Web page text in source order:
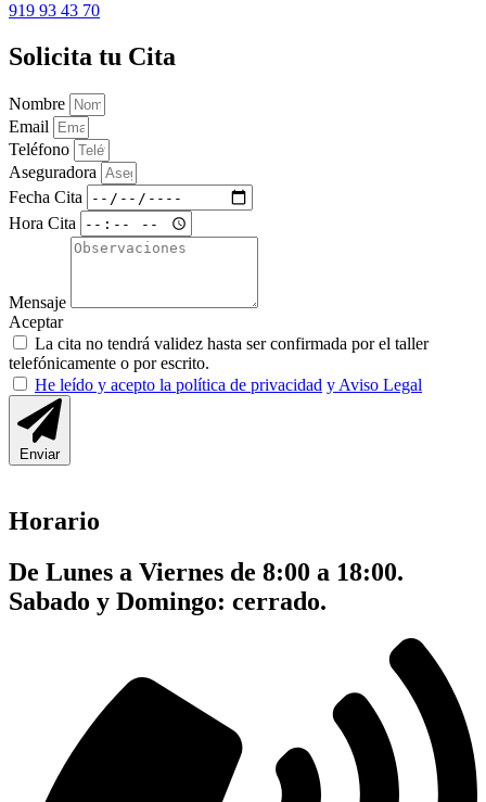
919 93 43 70
Solicita tu Cita
Nombre
Email
Teléfono
Aseguradora
Fecha Cita
Hora Cita
Mensaje
Aceptar
La cita no tendrá validez hasta ser confirmada por el taller
telefónicamente o por escrito.
He leído y acepto la política de privacidad y Aviso Legal
Enviar
Horario
De Lunes a Viernes de 8:00 a 18:00.
Sabado y Domingo: cerrado.